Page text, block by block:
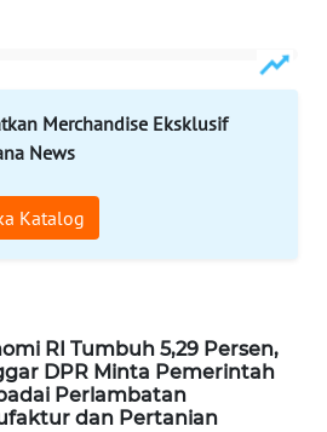
Merchandise Eksklusif
News
Katalog
RI Tumbuh 5,29 Persen,
DPR Minta Pemerintah
Perlambatan
dan Pertanian